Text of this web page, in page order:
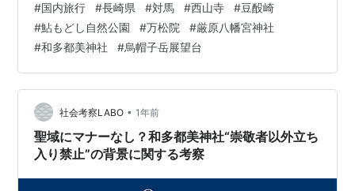
(後編) 前回の記事最後の「肴や えん」さんから車で約15
分。 対馬の中心市街地である「厳原(いづはら)」に到
着。 予想以上に都会な雰囲気だ。 川沿いの雰囲気もとて
も良い感じ。 雨模様の夜というのも風情があってなかな
かいいかもしれない。 宿坊対馬西山寺 そし…
#国内旅行 #長崎県 #対馬 #西山寺 #豆酘崎
#鮎もどし自然公園 #万松院 #厳原八幡宮神社
#和多都美神社 #烏帽子岳展望台
社会考察LABO • 1年前
聖域にマナーなし？和多都美神社“崇敬者以外立ち
入り禁止”の背景に関する考察